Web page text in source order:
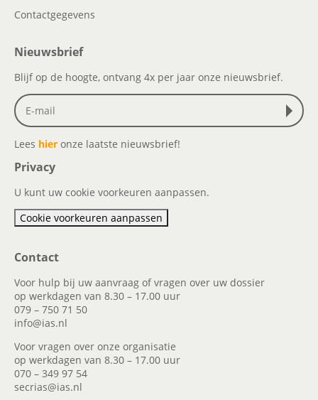
Contactgegevens
Nieuwsbrief
Blijf op de hoogte, ontvang 4x per jaar onze nieuwsbrief.
Lees hier onze laatste nieuwsbrief!
Privacy
U kunt uw cookie voorkeuren aanpassen.
Cookie voorkeuren aanpassen
Contact
Voor hulp bij uw aanvraag of vragen over uw dossier
op werkdagen van 8.30 – 17.00 uur
079 – 750 71 50
info@ias.nl
Voor vragen over onze organisatie
op werkdagen van 8.30 – 17.00 uur
070 – 349 97 54
secrias@ias.nl